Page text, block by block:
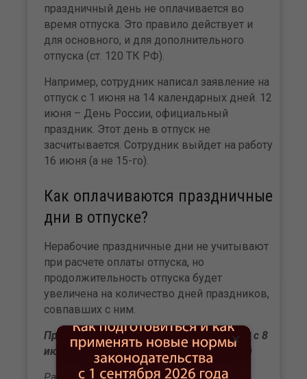
праздничный день не оплачивается во
время отпуска. Это правило действует и
для основного, и для дополнительного
отпуска (ст. 120 ТК РФ).
Например, сотрудник написал заявление на
отпуск с 1 июня на 14 календарных дней. 12
июня – День России, официальный
праздник. Этот день в отпуск не
засчитывается. Сотрудник выйдет на работу
16 июня (а не 15-го).
Как оплачиваются праздничные
дни в отпуске?
Нерабочие праздничные дни не учитывают
при расчете оплаты отпуска, но
продолжительность отпуска будет
увеличена на количество дней праздников,
совпавших с ним.
Пример. Оформляем отпуска работнику с 8
июня 2026 года на 14 календарных дней
×